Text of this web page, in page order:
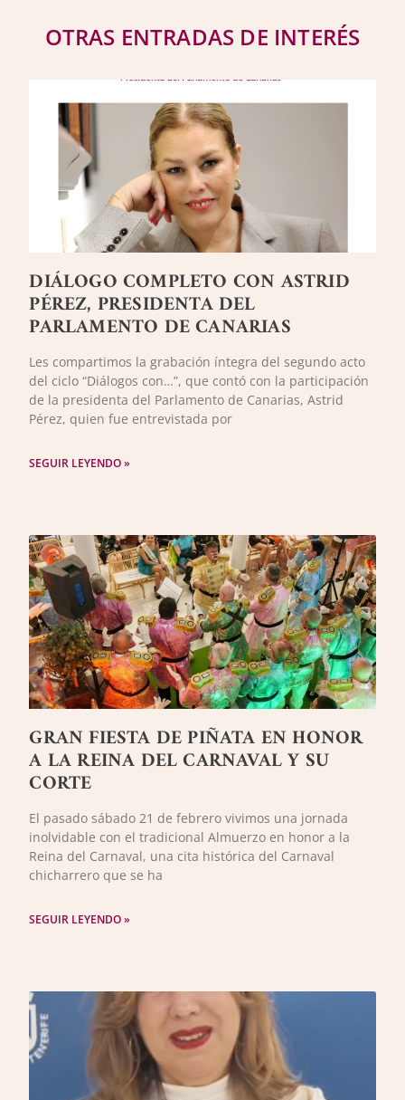
OTRAS ENTRADAS DE INTERÉS
DIÁLOGO COMPLETO CON ASTRID
PÉREZ, PRESIDENTA DEL
PARLAMENTO DE CANARIAS
Les compartimos la grabación íntegra del segundo acto
del ciclo “Diálogos con…”, que contó con la participación
de la presidenta del Parlamento de Canarias, Astrid
Pérez, quien fue entrevistada por
SEGUIR LEYENDO »
GRAN FIESTA DE PIÑATA EN HONOR
A LA REINA DEL CARNAVAL Y SU
CORTE
El pasado sábado 21 de febrero vivimos una jornada
inolvidable con el tradicional Almuerzo en honor a la
Reina del Carnaval, una cita histórica del Carnaval
chicharrero que se ha
SEGUIR LEYENDO »